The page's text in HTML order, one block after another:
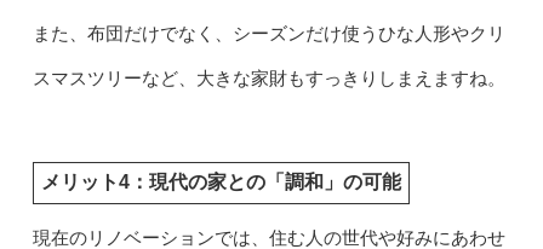
また、布団だけでなく、シーズンだけ使うひな人形やクリ
スマスツリーなど、大きな家財もすっきりしまえますね。
メリット4：現代の家との「調和」の可能
現在のリノベーションでは、住む人の世代や好みにあわせ